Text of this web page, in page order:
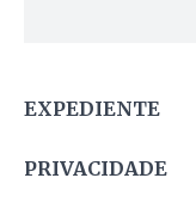
EXPEDIENTE
PRIVACIDADE